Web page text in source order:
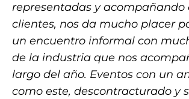
representadas y acompañando
clientes, nos da mucho placer
un encuentro informal con
de la industria que nos
largo del año. Eventos con un
como este, descontracturado y